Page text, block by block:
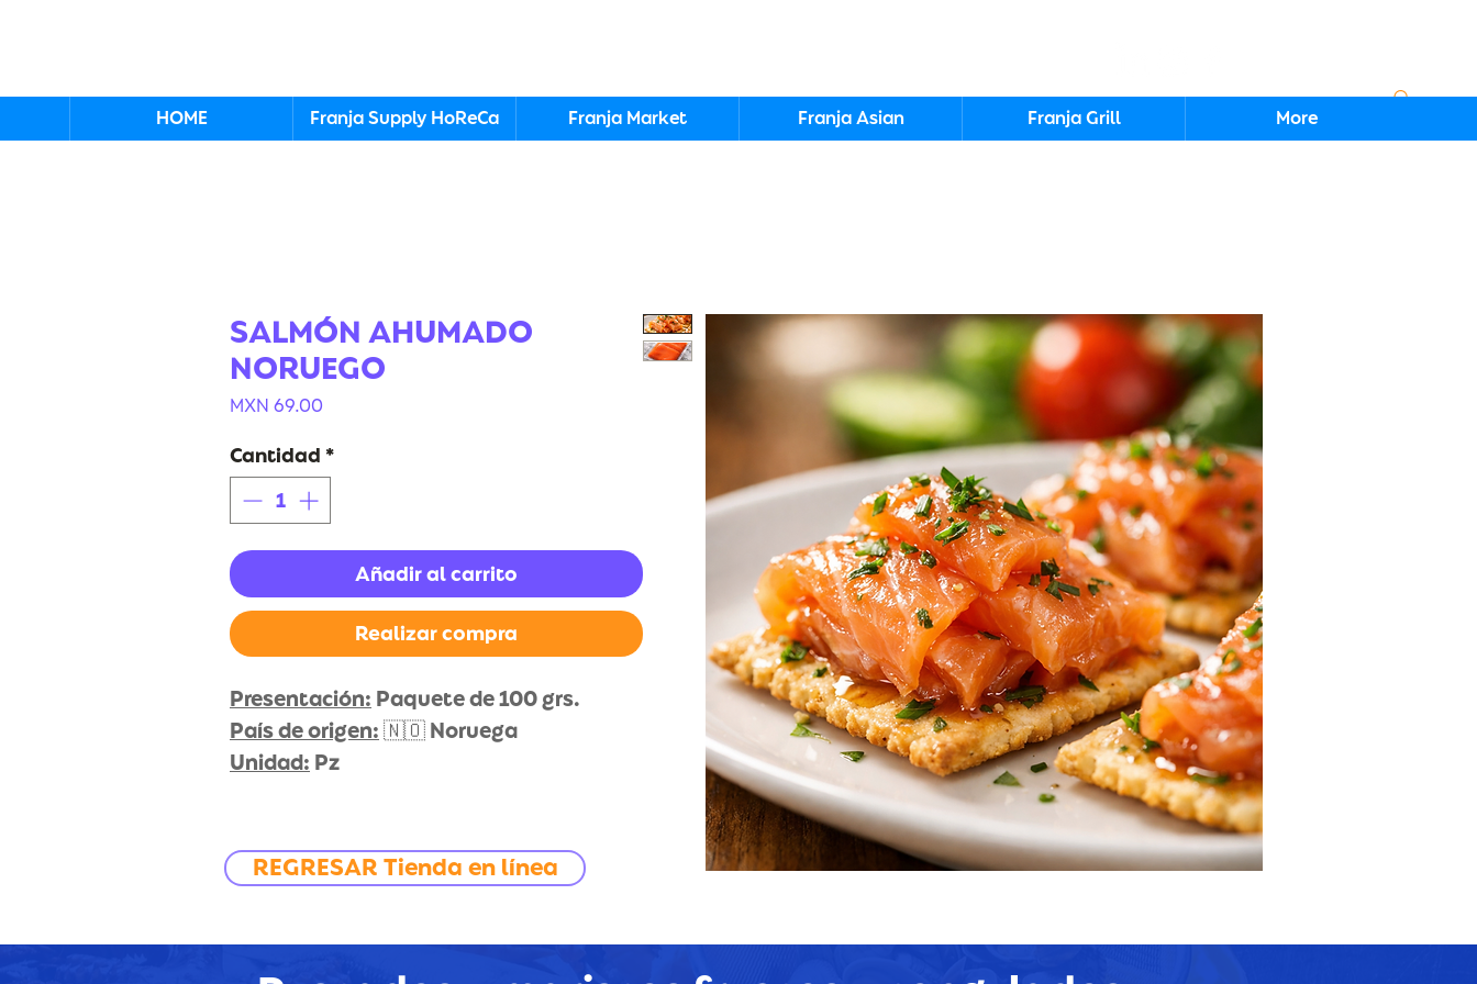
HOME Franja Supply HoReCa Franja Market Franja Asian Franja Grill More
SALMÓN AHUMADO
NORUEGO
MXN 69.00
Cantidad *
Añadir al carrito
Realizar compra
Presentación: Paquete de 100 grs.
País de origen: 🇳🇴 Noruega
Unidad: Pz
REGRESAR Tienda en línea
Iniciar sesión